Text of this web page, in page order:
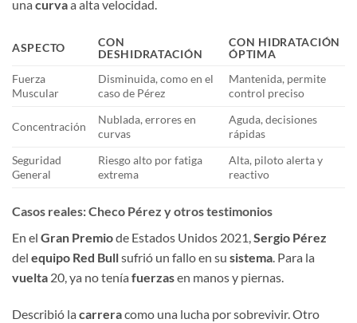
una curvaa alta velocidad.
ASPECTO
CON
DESHIDRATACIÓN
CON HIDRATACIÓN
ÓPTIMA
Fuerza
Muscular
Disminuida, como en el
caso de Pérez
Mantenida, permite
control preciso
Concentración
Nublada, errores en
curvas
Aguda, decisiones
rápidas
Seguridad
General
Riesgo alto por fatiga
extrema
Alta, piloto alerta y
reactivo
Casos reales: Checo Pérez y otros testimonios
En el Gran Premiode Estados Unidos 2021,Sergio Pérez
del equipo Red Bullsufrió un fallo en su sistema. Para la
vuelta 20, ya no tenía fuerzasen manos y piernas.
Describió la carreracomo una lucha por sobrevivir. Otro